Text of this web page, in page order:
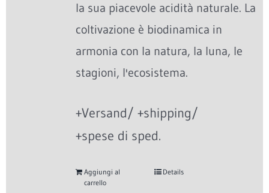
la sua piacevole acidità naturale. La
coltivazione è biodinamica in
armonia con la natura, la luna, le
stagioni, l'ecosistema.
+Versand/ +shipping/
+spese di sped.
Aggiungi al
carrello
Details